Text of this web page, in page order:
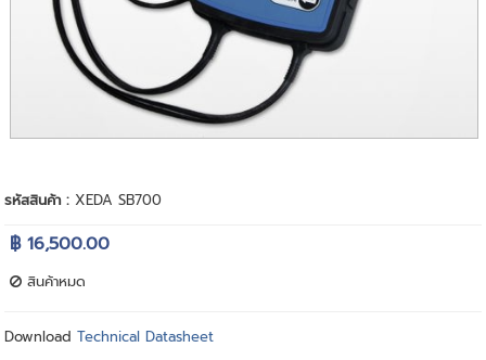
รหัสสินค้า :XEDA SB700
฿ 16,500.00
สินค้าหมด
DownloadTechnical Datasheet